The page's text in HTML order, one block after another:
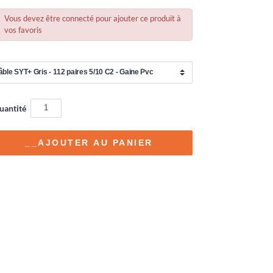
Vous devez être connecté pour ajouter ce produit à
vos favoris